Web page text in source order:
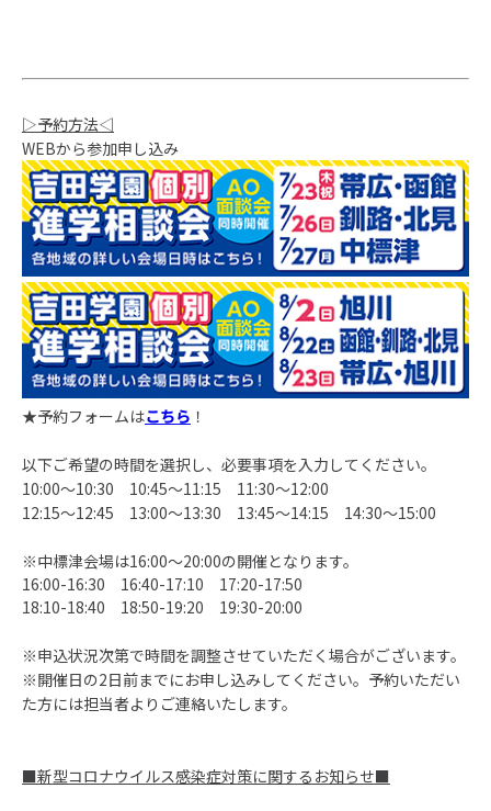
▷予約方法◁
WEBから参加申し込み
★予約フォームはこちら ！
以下ご希望の時間を選択し、必要事項を入力してください。
10:00～10:30 10:45～11:15 11:30～12:00
12:15～12:45 13:00～13:30 13:45～14:15 14:30～15:00
※中標津会場は16:00～20:00の開催となります。
16:00-16:30 16:40-17:10 17:20-17:50
18:10-18:40 18:50-19:20 19:30-20:00
※申込状況次第で時間を調整させていただく場合がございます。
※開催日の2日前までにお申し込みしてください。予約いただい
た方には担当者よりご連絡いたします。
■新型コロナウイルス感染症対策に関するお知らせ■